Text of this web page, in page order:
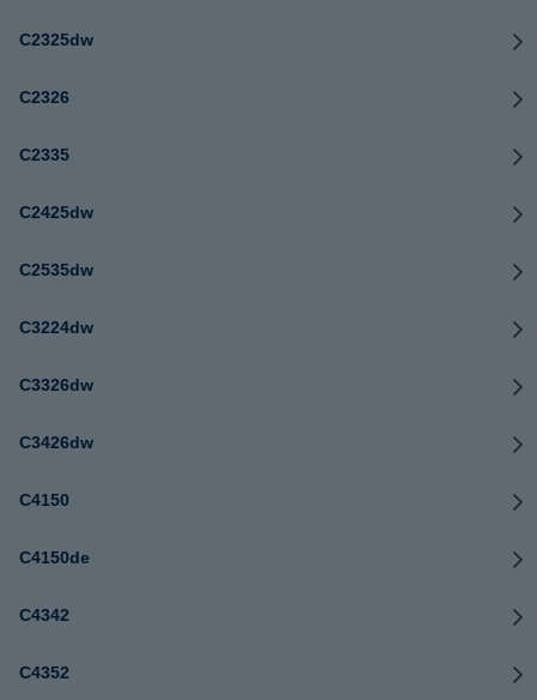
C2325dw
C2326
C2335
C2425dw
C2535dw
C3224dw
C3326dw
C3426dw
C4150
C4150de
C4342
C4352